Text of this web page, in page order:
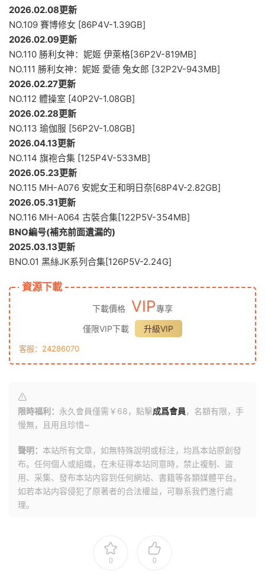
2026.02.08更新
NO.109 賽博修女 [86P4V-1.39GB]
2026.02.09更新
NO.110 勝利女神：妮姬 伊萊格[36P2V-819MB]
NO.111 勝利女神：妮姬 愛德 兔女郎 [32P2V-943MB]
2026.02.27更新
NO.112 體操室 [40P2V-1.08GB]
2026.02.28更新
NO.113 瑜伽服 [56P2V-1.08GB]
2026.04.13更新
NO.114 旗袍合集 [125P4V-533MB]
2026.05.23更新
NO.115 MH-A076 安妮女王和明日奈[68P4V-2.82GB]
2026.05.31更新
NO.116 MH-A064 古裝合集[122P5V-354MB]
BNO編号(補充前面遺漏的)
2025.03.13更新
BNO.01 黑絲JK系列合集[126P5V-2.24G]
資源下載
下載價格 VIP專享
僅限VIP下載
升級VIP
客服：24286070
限時福利： 永久會員僅需￥68，點擊成爲會員，名額有限，手
慢無，且用且珍惜~
聲明： 本站所有文章，如無特殊說明或标注，均爲本站原創發
布。任何個人或組織，在未征得本站同意時，禁止複制、盜
用、采集、發布本站内容到任何網站、書籍等各類媒體平台。
如若本站内容侵犯了原著者的合法權益，可聯系我們進行處
理。
0 0